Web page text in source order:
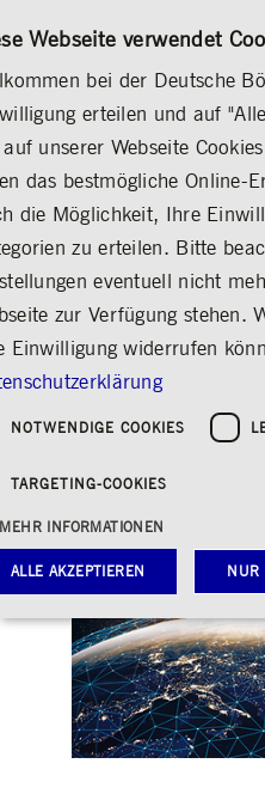
Deutsche
ermöglicht
Bluechip-
Bulgarien
Erschienen am:
Webseite verwendet
bei der Deutsche
erteilen und auf
unserer Webseite
das bestmögliche Online-
die Möglichkeit, Ihre
zu erteilen. Bitte
eventuell nicht
zur Verfügung stehen.
Einwilligung widerrufen
NOTWENDIGE COOKIES
TARGETING-COOKIES
MEHR INFORMATIONEN
ALLE AKZEPTIEREN NUR
Notwendige Cookies
Cookies ermöglichen Kernfunktionen
Ohne diese notwendigen